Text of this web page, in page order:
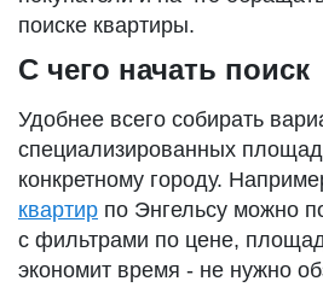
поиске квартиры.
С чего начать поиск
Удобнее всего собирать
специализированных
конкретному городу.
квартир по Энгельсу можно
с фильтрами по цене,
экономит время - не нужно